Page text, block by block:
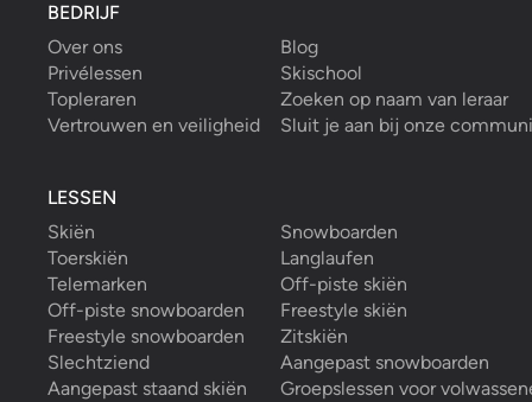
BEDRIJF
Over ons
Blog
Privélessen
Skischool
Topleraren
Zoeken op naam van leraar
Vertrouwen en veiligheid
Sluit je aan bij onze
LESSEN
Skiën
Snowboarden
Toerskiën
Langlaufen
Telemarken
Off-piste skiën
Off-piste snowboarden
Freestyle skiën
Freestyle snowboarden
Zitskiën
Slechtziend
Aangepast snowboarden
Aangepast staand skiën
Groepslessen voor